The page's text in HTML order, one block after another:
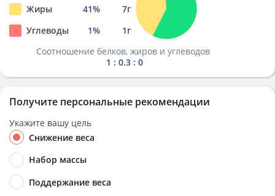
Жиры
41% 7г
Углеводы
1% 1г
Соотношение белков, жиров и углеводов
1 : 0.3 : 0
Получите персональные рекомендации
Укажите вашу цель
Снижение веса
Набор массы
Поддержание веса